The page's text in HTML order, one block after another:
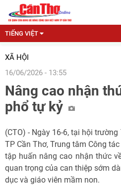
TIẾNG VIỆT
XÃ HỘI
16/06/2026 - 13:55
Nâng cao nhận
phổ tự kỷ
(CTO) - Ngày 16-6, tại hội
TP Cần Thơ, Trung tâm Công
tập huấn nâng cao nhận thức
quan trọng của can thiệp sớm
dục và giáo viên mầm non.